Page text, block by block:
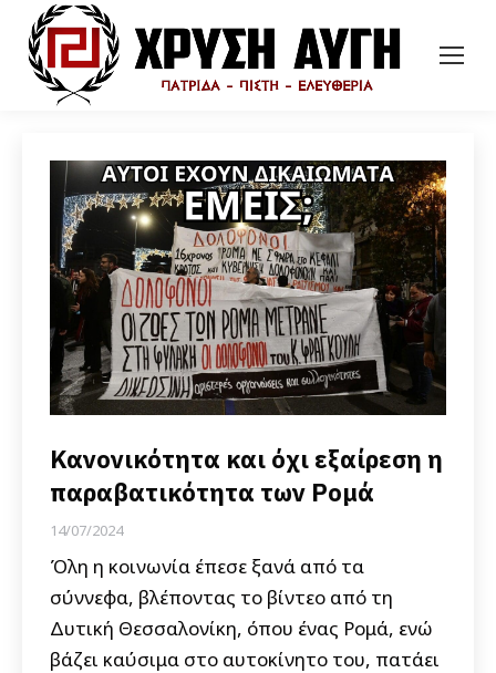
Κανονικότητα και όχι εξαίρεση η
παραβατικότητα των Ρομά
14/07/2024
Όλη η κοινωνία έπεσε ξανά από τα
σύννεφα, βλέποντας το βίντεο από τη
Δυτική Θεσσαλονίκη, όπου ένας Ρομά, ενώ
βάζει καύσιμα στο αυτοκίνητο του, πατάει